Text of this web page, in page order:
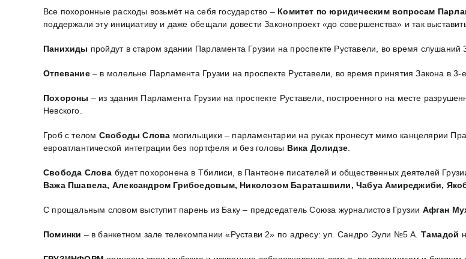
Все похоронные расходы возьмёт на себя государство – Комитет по юридическим вопросам
поддержали эту инициативу и даже обещали довести Законопроект «до совершенства» и так
Панихиды пройдут в старом здании Парламента Грузии на проспекте Руставели, во время слушаний
Отпевание– в молельне Парламента Грузии на проспекте Руставели, во время принятия Закона в 3-
Похороны – из здания Парламента Грузии на проспекте Руставели, построенного на месте
Невского.
Гроб с телом Свободы Слова могильщики – парламентарии на руках пронесут мимо канцелярии
евроатлантической интеграции без портфеля и без головы Вика Долидзе
Свобода Слова будет похоронена в Тбилиси, в Пантеоне писателей и общественных деятелей
Важа Пшавела, Александром Грибоедовым, Николозом Бараташвили, Чабуа Амиреджиби,
С прощальным словом выступит парень из Баку – председатель Союза журналистов Грузии Афган
Поминки – в банкетном зале телекомпании «Рустави 2» по адресу: ул. Сандро Эули №5 А. Тамадой